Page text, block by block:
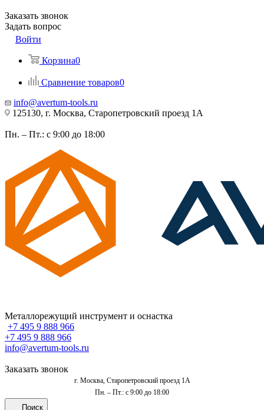
Заказать звонок
Задать вопрос
Войти
Корзина0
Сравнение товаров0
info@avertum-tools.ru
125130, г. Москва, Старопетровский проезд 1А
Пн. – Пт.: с 9:00 до 18:00
Металлорежущий инструмент и оснастка
+7 495 9 888 966
+7 495 9 888 966
info@avertum-tools.ru
Заказать звонок
г. Москва, Старопетровский проезд 1А
Пн. – Пт.: с 9:00 до 18:00
Поиск